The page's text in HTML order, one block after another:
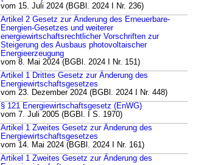
vom 15. Juli 2024 (BGBl. 2024 I Nr. 236)
Artikel 2 Gesetz zur Änderung des Erneuerbare-
Energien-Gesetzes und weiterer
energiewirtschaftsrechtlicher Vorschriften zur
Steigerung des Ausbaus photovoltaischer
Energieerzeugung
vom 8. Mai 2024 (BGBl. 2024 I Nr. 151)
Artikel 1 Drittes Gesetz zur Änderung des
Energiewirtschaftsgesetzes
vom 23. Dezember 2024 (BGBl. 2024 I Nr. 448)
§ 121 Energiewirtschaftsgesetz (EnWG)
vom 7. Juli 2005 (BGBl. I S. 1970)
Artikel 1 Zweites Gesetz zur Änderung des
Energiewirtschaftsgesetzes
vom 14. Mai 2024 (BGBl. 2024 I Nr. 161)
Artikel 1 Zweites Gesetz zur Änderung des